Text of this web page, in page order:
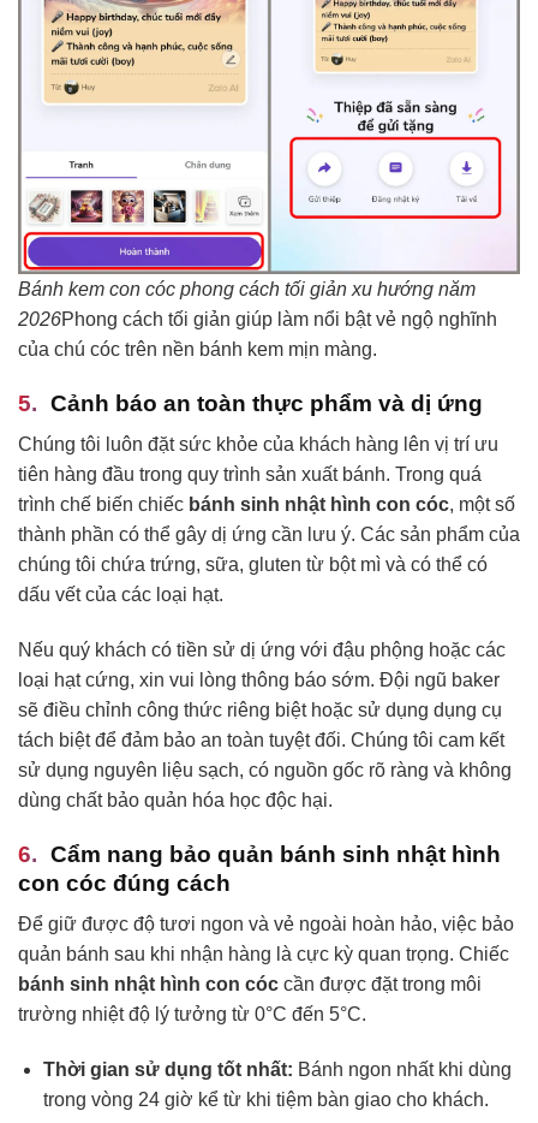
Bánh kem con cóc phong cách tối giản xu hướng năm
2026Phong cách tối giản giúp làm nổi bật vẻ ngộ nghĩnh
của chú cóc trên nền bánh kem mịn màng.
Cảnh báo an toàn thực phẩm và dị ứng
Chúng tôi luôn đặt sức khỏe của khách hàng lên vị trí ưu
tiên hàng đầu trong quy trình sản xuất bánh. Trong quá
trình chế biến chiếc bánh sinh nhật hình con cóc, một số
thành phần có thể gây dị ứng cần lưu ý. Các sản phẩm của
chúng tôi chứa trứng, sữa, gluten từ bột mì và có thể có
dấu vết của các loại hạt.
Nếu quý khách có tiền sử dị ứng với đậu phộng hoặc các
loại hạt cứng, xin vui lòng thông báo sớm. Đội ngũ baker
sẽ điều chỉnh công thức riêng biệt hoặc sử dụng dụng cụ
tách biệt để đảm bảo an toàn tuyệt đối. Chúng tôi cam kết
sử dụng nguyên liệu sạch, có nguồn gốc rõ ràng và không
dùng chất bảo quản hóa học độc hại.
Cẩm nang bảo quản bánh sinh nhật hình
con cóc đúng cách
Để giữ được độ tươi ngon và vẻ ngoài hoàn hảo, việc bảo
quản bánh sau khi nhận hàng là cực kỳ quan trọng. Chiếc
bánh sinh nhật hình con cóc cần được đặt trong môi
trường nhiệt độ lý tưởng từ 0°C đến 5°C.
Thời gian sử dụng tốt nhất: Bánh ngon nhất khi dùng
trong vòng 24 giờ kể từ khi tiệm bàn giao cho khách.